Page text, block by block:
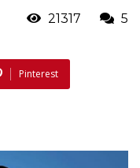
21317 5
Pinterest